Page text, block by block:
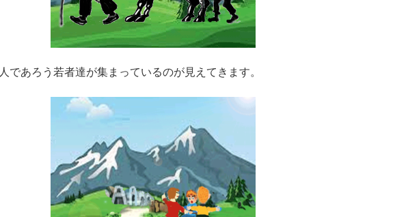
であろう若者達が集まっているのが見えてきます。